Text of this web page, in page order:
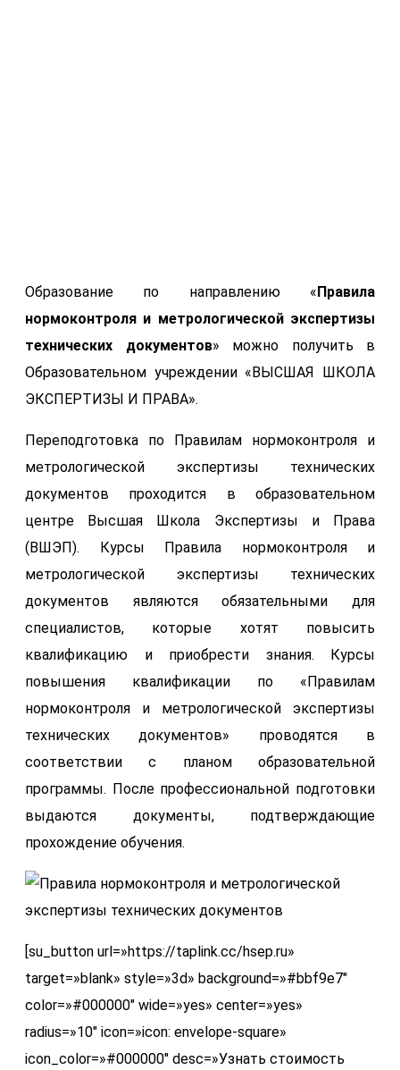
Образование по направлению «Правила
нормоконтроля и метрологической экспертизы
технических документов» можно получить в
Образовательном учреждении «ВЫСШАЯ ШКОЛА
ЭКСПЕРТИЗЫ И ПРАВА».
Переподготовка по Правилам нормоконтроля и
метрологической экспертизы технических
документов проходится в образовательном
центре Высшая Школа Экспертизы и Права
(ВШЭП). Курсы Правила нормоконтроля и
метрологической экспертизы технических
документов являются обязательными для
специалистов, которые хотят повысить
квалификацию и приобрести знания. Курсы
повышения квалификации по «Правилам
нормоконтроля и метрологической экспертизы
технических документов» проводятся в
соответствии с планом образовательной
программы. После профессиональной подготовки
выдаются документы, подтверждающие
прохождение обучения.
[su_button url=»https://taplink.cc/hsep.ru»
target=»blank» style=»3d» background=»#bbf9e7″
color=»#000000″ wide=»yes» center=»yes»
radius=»10″ icon=»icon: envelope-square»
icon_color=»#000000″ desc=»Узнать стоимость